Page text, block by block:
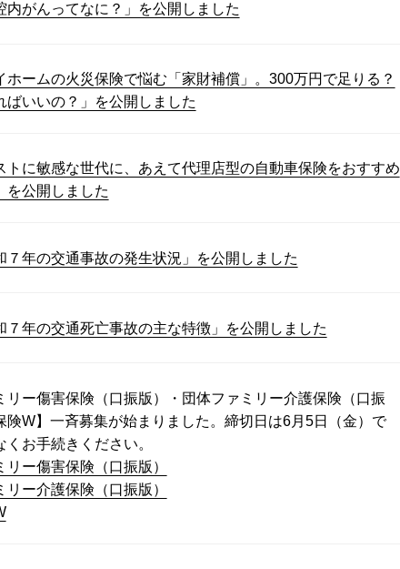
内がんってなに？」を公開しました
ホームの火災保険で悩む「家財補償」。300万円で足りる？
ばいいの？」を公開しました
トに敏感な世代に、あえて代理店型の自動車保険をおすすめ
を公開しました
７年の交通事故の発生状況」を公開しました
７年の交通死亡事故の主な特徴」を公開しました
リー傷害保険（口振版）・団体ファミリー介護保険（口振
険W】一斉募集が始まりました。締切日は6月5日（金）で
お手続きください。
リー傷害保険（口振版）
リー介護保険（口振版）